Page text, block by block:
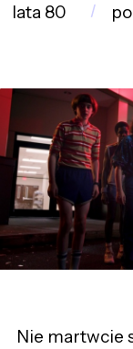
lata 80
Nie martwcie